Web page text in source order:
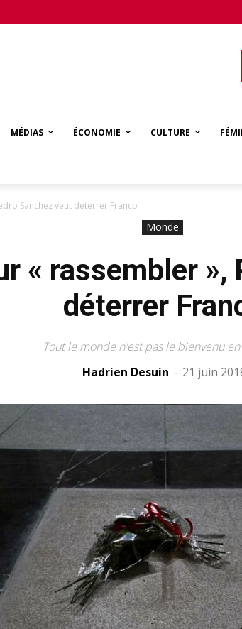
MÉDIAS ÉCONOMIE CULTURE
Sanchez veut déterrer Franco
Monde
« rassembler »,
déterrer
Tout le monde n'est pas le bienvenu en
Hadrien Desuin - 21 juin